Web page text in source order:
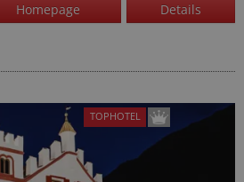
Homepage Details
TOPHOTEL